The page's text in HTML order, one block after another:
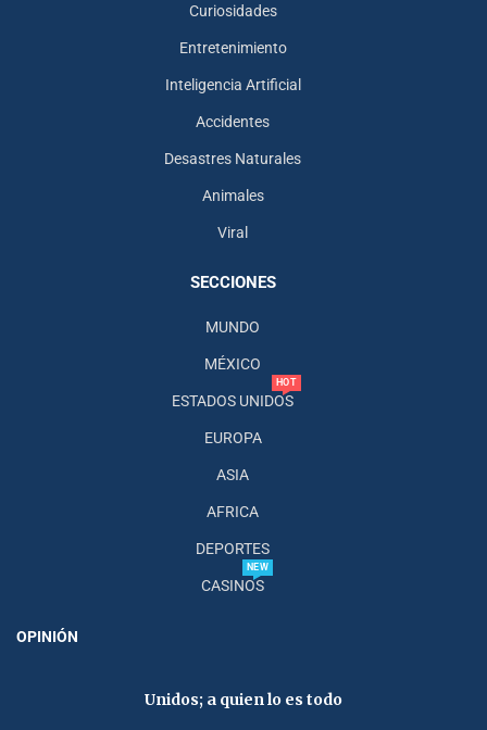
Curiosidades
Entretenimiento
Inteligencia Artificial
Accidentes
Desastres Naturales
Animales
Viral
SECCIONES
MUNDO
MÉXICO
ESTADOS UNIDOS
HOT
EUROPA
ASIA
AFRICA
DEPORTES
CASINOS
NEW
OPINIÓN
Unidos; a quien lo es todo